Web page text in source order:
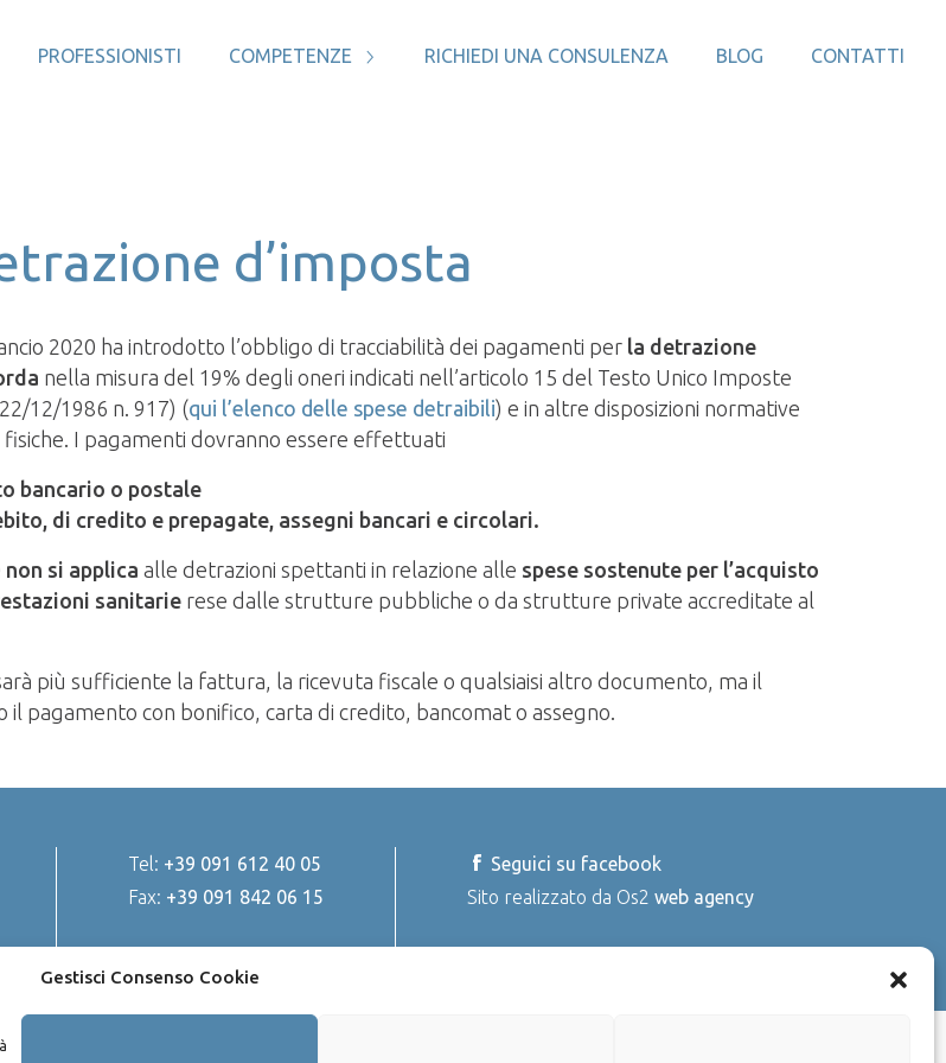
Gestisci Consenso Cookie
PROFESSIONISTI COMPETENZE RICHIEDI UNA CONSULENZA BLOG CONTATTI
d’imposta
2020 ha introdotto l’obbligo di tracciabilità dei pagamenti per la detrazione
nella misura del 19% degli oneri indicati nell’articolo 15 del Testo Unico Imposte
12/1986 n. 917) (qui l’elenco delle spese detraibili) e in altre disposizioni normative
I pagamenti dovranno essere effettuati
bancario o postale
di credito e prepagate, assegni bancari e circolari.
non si applica alle detrazioni spettanti in relazione alle spese sostenute per l’acquisto
sanitarie rese dalle strutture pubbliche o da strutture private accreditate al
più sufficiente la fattura, la ricevuta fiscale o qualsiaisi altro documento, ma il
con bonifico, carta di credito, bancomat o assegno.
Tel: +39 091 612 40 05
Fax: +39 091 842 06 15
Seguici su facebook
Sito realizzato da Os2 web agency
reCAPTCHA and the Google